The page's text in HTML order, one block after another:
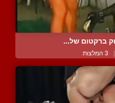
ברקטום של...
| 3 המלצות